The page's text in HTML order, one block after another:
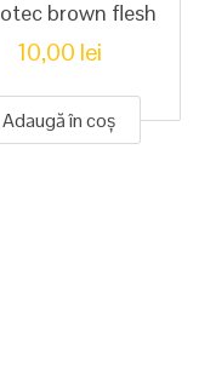
brown flesh
10,00 lei
Adaugă în coș